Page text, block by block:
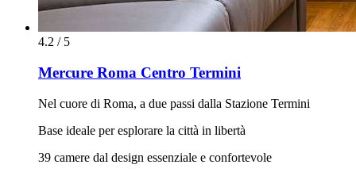
4.2 / 5
Mercure Roma Centro Termini
Nel cuore di Roma, a due passi dalla Stazione Termini
Base ideale per esplorare la città in libertà
39 camere dal design essenziale e confortevole